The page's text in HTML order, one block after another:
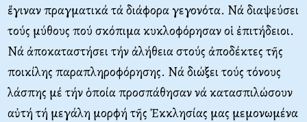
ἔγιναν πραγματικά τά διάφορα γεγονότα. Νά διαψεύσει
τούς μύθους πού σκόπιμα κυκλοφόρησαν οἱ ἐπιτήδειοι.
Νά ἀποκαταστήσει τήν ἀλήθεια στούς ἀποδέκτες τῆς
ποικίλης παραπληροφόρησης. Νά διώξει τούς τόνους
λάσπης μέ τήν ὁποία προσπάθησαν νά κατασπιλώσουν
αὐτή τή μεγάλη μορφή τῆς Ἐκκλησίας μας μεμονωμένα